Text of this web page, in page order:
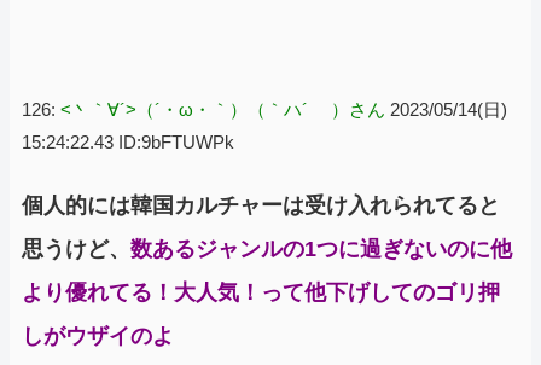
126: <丶｀∀´>（´・ω・｀）（｀ハ´ ）さん 2023/05/14(日)
15:24:22.43 ID:9bFTUWPk
個人的には韓国カルチャーは受け入れられてると
思うけど、 数あるジャンルの1つに過ぎないのに他
より優れてる！大人気！って他下げしてのゴリ押
しがウザイのよ